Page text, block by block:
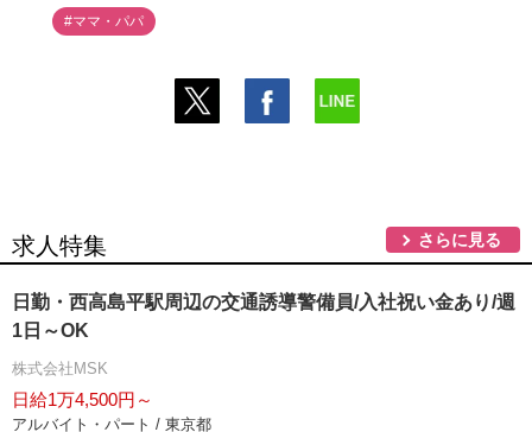
#ママ・パパ
求人特集 さらに見る
日勤・西高島平駅周辺の交通誘導警備員/入社祝い金あり/週
1日～OK
株式会社MSK
日給1万4,500円～
アルバイト・パート / 東京都